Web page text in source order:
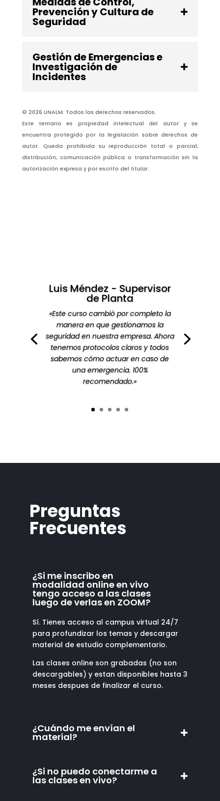
Prevención y Cultura de
Seguridad
Gestión de Emergencias e
Investigación de
Incidentes
© 2026 UNALM. Todos los derechos reservados.
Este temario es propiedad intelectual del autor y se
encuentra protegido por la legislación sobre derechos de
autor. Queda prohibida su reproducción total o parcial,
distribución, comunicación pública o transformación sin la
autorización expresa y por escrito del titular.
Luis Méndez - Supervisor
de Planta
«Este curso cambió por completo la
manera en que gestionamos la
seguridad en nuestra empresa. Ahora
tenemos protocolos claros y todos
sabemos cómo actuar en caso de
una emergencia. 100%
recomendado.»
«Lo mejor del curso fue su enfoque
práctico. Aprendimos no solo la
normativa, sino cómo aplicarla
realmente en el día a día. Gracias a
este programa, nuestra cultura de
seguridad ha mejorado
Preguntas
Frecuentes
¿Si me inscribo en
modalidad online en vivo
tengo acceso a las clases
luego de verlas en ZOOM?
Sí. Tienes acceso al campus virtual 24/7
para profundizar los temas y descargar
material de estudio complementario.
Las clases online son grabadas (no son
descargables) y estan disponibles hasta 3
meses despues de finalizar el curso.
¿Cuándo me envían el
material?
¿Si no puedo conectarme a
las clases en vivo?